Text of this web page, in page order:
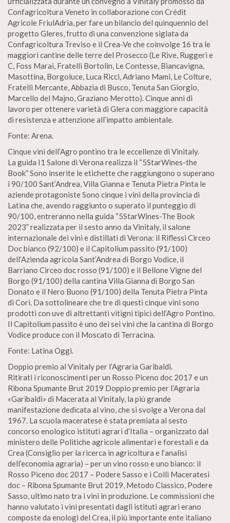
Confagricoltura Veneto in collaborazione con Crédit
Agricole FriulAdria, per fare un bilancio del quinquennio del
progetto Gleres, frutto di una convenzione siglata da
Confagricoltura Treviso e il Crea-Ve che coinvolge 16 tra le
maggiori cantine delle terre del Prosecco (Le Rive, Ruggeri e
C, Foss Marai, Fratelli Bortolin, Le Contesse, Biancavigna,
Masottina, Borgoluce, Luca Ricci, Adriano Mami, Le Colture,
Fratelli Mercante, Abbazia di Busco, Tenuta San Giorgio,
Marcello del Majno, Graziano Merotto). Cinque anni di
lavoro per ottenere varietà di Glera con maggiore capacità
di resistenza e attenzione all’impatto ambientale.
Fonte: Arena.
Cinque vini dell’Agro pontino tra le eccellenze di Vinitaly.
La guida I1 Salone di Verona realizza il “5StarWines-the
Book” Sono inserite le etichette che raggiungono o superano
i 90/100 Sant’Andrea, Villa Gianna e Tenuta Pietra Pinta le
aziende protagoniste Sono cinque i vini della provincia di
Latina che, avendo raggiunto o superato il punteggio di
90/100, entreranno nella guida “5StarWines-The Book
2023” realizzata per il sesto anno da Vinitaly, il salone
internazionale dei vini e distillati di Verona: il Riflessi Circeo
Doc bianco (92/100) e il Capitolium passito (91/100)
dell’Azienda agricola Sant’Andrea di Borgo Vodice, il
Barriano Circeo doc rosso (91/100) e il Bellone Vigne del
Borgo (91/100) della cantina Villa Gianna di Borgo San
Donato e il Nero Buono (91/100) della Tenuta Pietra Pinta
di Cori. Da sottolineare che tre di questi cinque vini sono
prodotti con uve di altrettanti vitigni tipici dell’Agro Pontino.
Il Capitolium passito è uno dei sei vini che la cantina di Borgo
Vodice produce con il Moscato di Terracina.
Fonte: Latina Oggi.
Doppio premio al Vinitaly per l’Agraria Garibaldi.
Ritirati i riconoscimenti per un Rosso Piceno doc 2017 e un
Ribona Spumante Brut 2019 Doppio premio per l’Agraria
«Garibaldi» di Macerata al Vinitaly, la più grande
manifestazione dedicata al vino, che si svolge a Verona dal
1967. La scuola maceratese è stata premiata al sesto
concorso enologico istituti agrari d’Italia – organizzato dal
ministero delle Politiche agricole alimentari e forestali e da
Crea (Consiglio per la ricerca in agricoltura e l’analisi
dell’economia agraria) – per un vino rosso e uno bianco: il
Rosso Piceno doc 2017 – Podere Sasso e i Colli Maceratesi
doc – Ribona Spumante Brut 2019, Metodo Classico, Podere
Sasso, ultimo nato tra i vini in produzione. Le commissioni che
hanno valutato i vini presentati dagli istituti agrari erano
composte da enologi del Crea, il più importante ente italiano